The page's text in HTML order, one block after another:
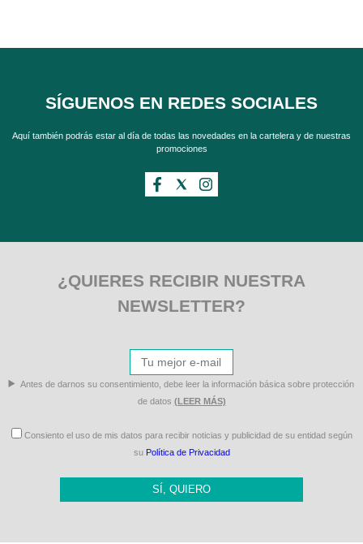
SÍGUENOS EN REDES SOCIALES
Aquí también podrás estar al día de todas las novedades en la cartelera y de nuestras
promociones
¿QUIERES RECIBIR NUESTRA
NEWSLETTER?
Antes de darnos su consentimiento, debe leer la información básica sobre protección
de datos (LEER MÁS)
Consiento el uso de mis datos para recibir noticias y publicidad de su entidad según
su Política de Privacidad
SÍ, QUIERO